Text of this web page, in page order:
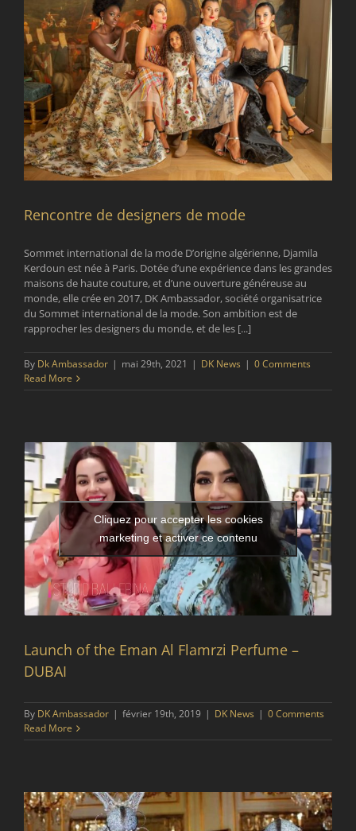
Rencontre de designers de mode
Sommet international de la mode D’origine algérienne, Djamila
Kerdoun est née à Paris. Dotée d’une expérience dans les grandes
maisons de haute couture, et d’une ouverture généreuse au
monde, elle crée en 2017, DK Ambassador, société organisatrice
du Sommet international de la mode. Son ambition est de
rapprocher les designers du monde, et de les [...]
By Dk Ambassador | mai 29th, 2021 | DK News | 0 Comments
Read More
Cliquez pour accepter les cookies
marketing et activer ce contenu
Launch of the Eman Al Flamrzi Perfume –
DUBAI
By DK Ambassador | février 19th, 2019 | DK News | 0 Comments
Read More